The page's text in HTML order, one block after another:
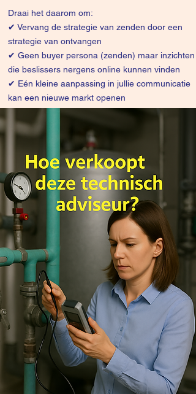
Draai het daarom om:
✔ Vervang de strategie van zenden door een
strategie van ontvangen
✔ Geen buyer persona (zenden) maar inzichten
die beslissers nergens online kunnen vinden
✔ Eén kleine aanpassing in jullie communicatie
kan een nieuwe markt openen